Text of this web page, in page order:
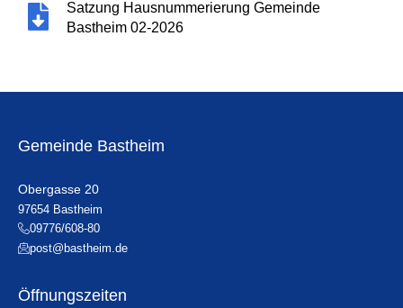
Satzung Hausnummerierung Gemeinde
Bastheim 02-2026
Gemeinde Bastheim
Obergasse 20
97654 Bastheim
09776/608-80
post@bastheim.de
Öffnungszeiten